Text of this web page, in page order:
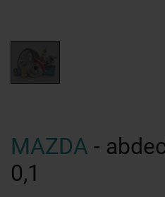
MAZDA -
0,1